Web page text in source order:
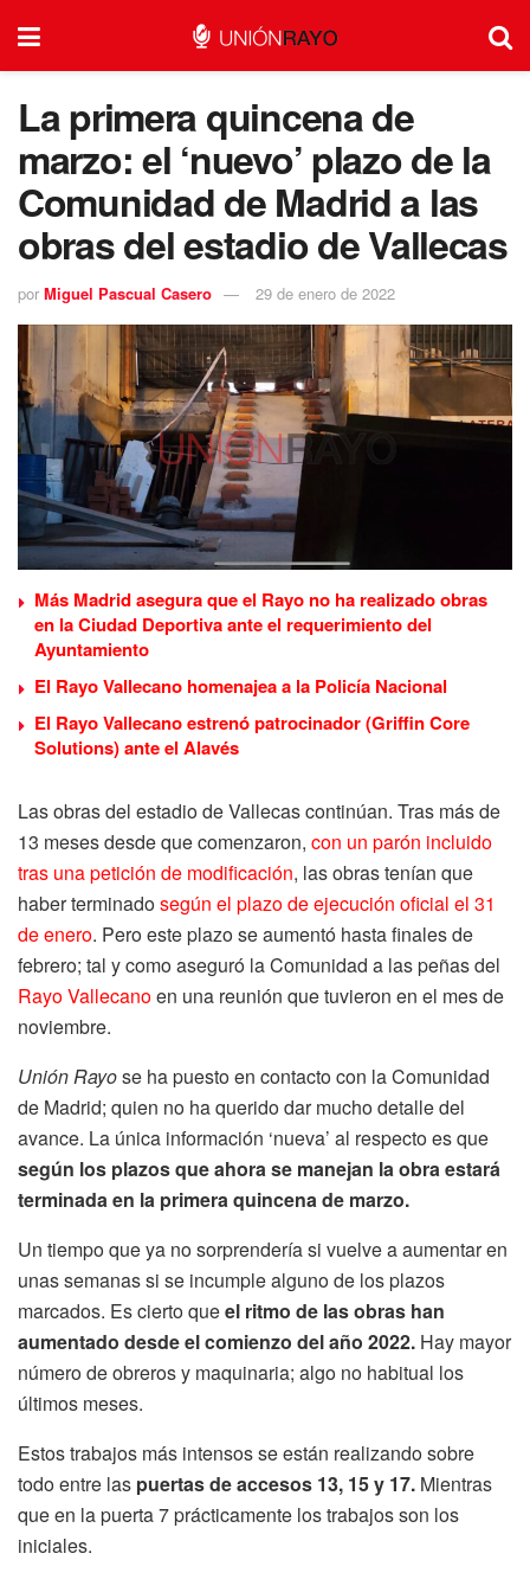
La primera quincena de
marzo: el ‘nuevo’ plazo de la
Comunidad de Madrid a las
obras del estadio de Vallecas
por Miguel Pascual Casero 29 de enero de 2022
Más Madrid asegura que el Rayo no ha realizado obras
en la Ciudad Deportiva ante el requerimiento del
Ayuntamiento
El Rayo Vallecano homenajea a la Policía Nacional
El Rayo Vallecano estrenó patrocinador (Griffin Core
Solutions) ante el Alavés
Las obras del estadio de Vallecas continúan. Tras más de
13 meses desde que comenzaron, con un parón incluido
tras una petición de modificación, las obras tenían que
haber terminadosegún el plazo de ejecución oficial el 31
de enero. Pero este plazo se aumentó hasta finales de
febrero; tal y como aseguró la Comunidad a las peñas del
Rayo Vallecanoen una reunión que tuvieron en el mes de
noviembre.
Unión Rayose ha puesto en contacto con la Comunidad
de Madrid; quien no ha querido dar mucho detalle del
avance. La única información ‘nueva’ al respecto es que
según los plazos que ahora se manejan la obra estará
terminada en la primera quincena de marzo.
Un tiempo que ya no sorprendería si vuelve a aumentar en
unas semanas si se incumple alguno de los plazos
marcados. Es cierto queel ritmo de las obras han
aumentado desde el comienzo del año 2022. Hay mayor
número de obreros y maquinaria; algo no habitual los
últimos meses.
Estos trabajos más intensos se están realizando sobre
todo entre las puertas de accesos 13, 15 y 17. Mientras
que en la puerta 7 prácticamente los trabajos son los
iniciales.